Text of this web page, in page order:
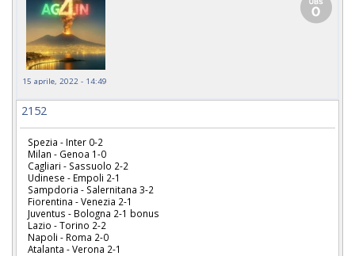
15 aprile, 2022 - 14:49
2152
Spezia - Inter 0-2
Milan - Genoa 1-0
Cagliari - Sassuolo 2-2
Udinese - Empoli 2-1
Sampdoria - Salernitana 3-2
Fiorentina - Venezia 2-1
Juventus - Bologna 2-1 bonus
Lazio - Torino 2-2
Napoli - Roma 2-0
Atalanta - Verona 2-1